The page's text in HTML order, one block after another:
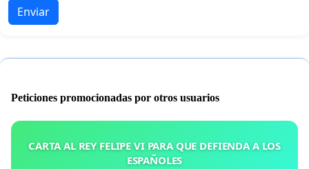
Enviar
Peticiones promocionadas por otros usuarios
CARTA AL REY FELIPE VI PARA QUE DEFIENDA A LOS
ESPAÑOLES